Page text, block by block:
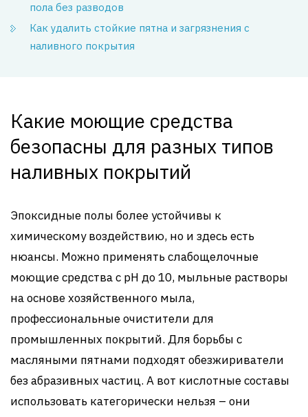
пола без разводов
Как удалить стойкие пятна и загрязнения с
наливного покрытия
Какие моющие средства
безопасны для разных типов
наливных покрытий
Эпоксидные полы более устойчивы к
химическому воздействию, но и здесь есть
нюансы. Можно применять слабощелочные
моющие средства с pH до 10, мыльные растворы
на основе хозяйственного мыла,
профессиональные очистители для
промышленных покрытий. Для борьбы с
масляными пятнами подходят обезжириватели
без абразивных частиц. А вот кислотные составы
использовать категорически нельзя – они